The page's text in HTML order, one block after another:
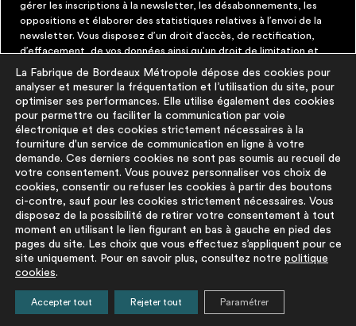
gérer les inscriptions à la newsletter, les désabonnements, les
oppositions et élaborer des statistiques relatives à l’envoi de la
newsletter. Vous disposez d’un droit d’accès, de rectification,
d’effacement, de vos données ainsi qu’un droit de limitation et
moment faire cesser ces communications en cliquant sur le lien de
désinscription figurant dans chaque message. Vous pouvez
exercer ces droits par courrier électronique à contact@lafab-
bm.fr. Pour en savoir plus sur le traitement de vos données,
cliquezici
À PROPOS
La démarche
La base du
réemploi
FAQ
Pour aller plus
loin
PLUS D'INFORMATIONS
Mentions légales
Politique de
protection des
Politique cookies
La Fabrique de Bordeaux Métropole dépose des cookies pour
analyser et mesurer la fréquentation et l’utilisation du site, pour
optimiser ses performances. Elle utilise également des cookies
pour permettre ou faciliter la communication par voie
électronique et des cookies strictement nécessaires à la
fourniture d'un service de communication en ligne à votre
demande. Ces derniers cookies ne sont pas soumis au recueil de
votre consentement. Vous pouvez personnaliser vos choix de
cookies, consentir ou refuser les cookies à partir des boutons
ci-contre, sauf pour les cookies strictement nécessaires. Vous
disposez de la possibilité de retirer votre consentement à tout
moment en utilisant le lien figurant en bas à gauche en pied des
pages du site. Les choix que vous effectuez s’appliquent pour ce
site uniquement. Pour en savoir plus, consultez notre politique
cookies.
Accepter tout Rejeter tout Paramétrer